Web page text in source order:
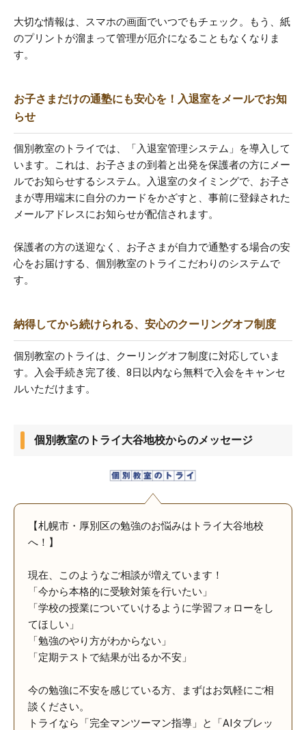
大切な情報は、スマホの画面でいつでもチェック。もう、紙
のプリントが溜まって管理が厄介になることもなくなりま
す。
お子さまだけの通塾にも安心を！入退室をメールでお知
らせ
個別教室のトライでは、「入退室管理システム」を導入して
います。これは、お子さまの到着と出発を保護者の方にメー
ルでお知らせするシステム。入退室のタイミングで、お子さ
まが専用端末に自分のカードをかざすと、事前に登録された
メールアドレスにお知らせが配信されます。
保護者の方の送迎なく、お子さまが自力で通塾する場合の安
心をお届けする、個別教室のトライこだわりのシステムで
す。
納得してから続けられる、安心のクーリングオフ制度
個別教室のトライは、クーリングオフ制度に対応していま
す。入会手続き完了後、8日以内なら無料で入会をキャンセ
ルいただけます。
個別教室のトライ大谷地校からのメッセージ
【札幌市・厚別区の勉強のお悩みはトライ大谷地校
へ！】
現在、このようなご相談が増えています！
「今から本格的に受験対策を行いたい」
「学校の授業についていけるように学習フォローをし
てほしい」
「勉強のやり方がわからない」
「定期テストで結果が出るか不安」
今の勉強に不安を感じている方、まずはお気軽にご相
談ください。
トライなら「完全マンツーマン指導」と「AIタブレッ